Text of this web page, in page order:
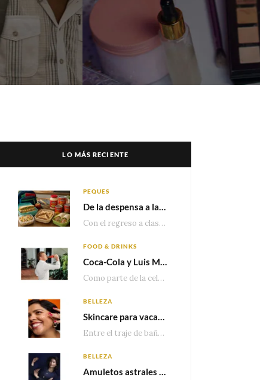
LO MÁS RECIENTE
PEQUES
De la despensa a la lonchera: ideas rápidas para el regreso a clases
Con el regreso a clases cada vez más cerca, las familias comienzan a reorganizar horarios,…
FOOD & DRINKS
Coca-Cola y Luis Miguel estrenan el comercial que celebra 100 años de historia junto a México
Como parte de la celebración por sus primeros 100 años enMéxico, Coca-Cola presenta hoy el…
BELLEZA
Skincare para vacaciones: Los do’s and dont’s para cuidar tu piel
Entre el traje de baño, las sandalias, los lentes de sol y los looks que…
BELLEZA
Amuletos astrales y la icónica colección Zodiaque de Van Cleef & Arpels